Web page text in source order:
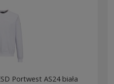
Portwest AS24 biała